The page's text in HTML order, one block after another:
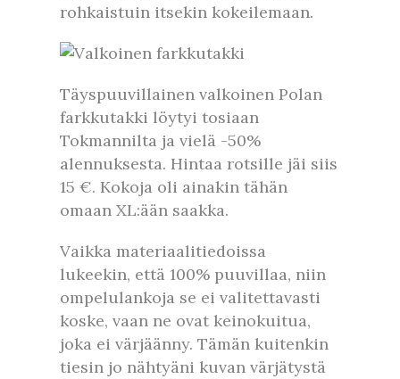
rohkaistuin itsekin kokeilemaan.
Täyspuuvillainen valkoinen Polan
farkkutakki löytyi tosiaan
Tokmannilta ja vielä -50%
alennuksesta. Hintaa rotsille jäi siis
15 €. Kokoja oli ainakin tähän
omaan XL:ään saakka.
Vaikka materiaalitiedoissa
lukeekin, että 100% puuvillaa, niin
ompelulankoja se ei valitettavasti
koske, vaan ne ovat keinokuitua,
joka ei värjäänny. Tämän kuitenkin
tiesin jo nähtyäni kuvan värjätystä